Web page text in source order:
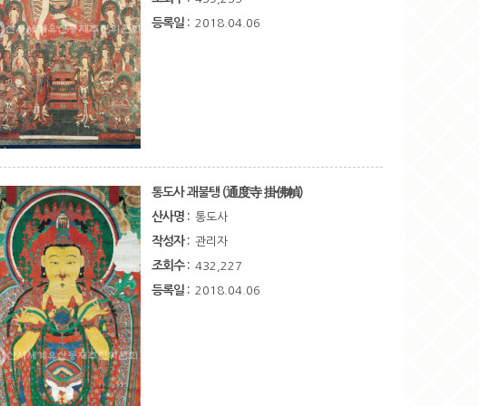
등록일 : 2018.04.06
통도사 괘불탱 (通度寺 掛佛幀)
산사명 : 통도사
작성자 : 관리자
조회수 : 432,227
등록일 : 2018.04.06